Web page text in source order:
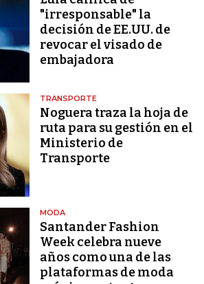
"irresponsable" la
decisión de EE.UU. de
revocar el visado de
embajadora
TRANSPORTE
Noguera traza la hoja de
ruta para su gestión en el
Ministerio de
Transporte
MODA
Santander Fashion
Week celebra nueve
años como una de las
plataformas de moda